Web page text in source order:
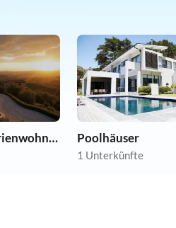
Günstige Ferienwohnungen Poolhäuser
1 Unterkünfte